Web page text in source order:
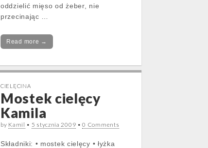
oddzielić mięso od żeber, nie
przecinając …
Read more →
CIELĘCINA
Mostek cielęcy
Kamila
by Kamil • 5 stycznia 2009 •0 Comments
Składniki: • mostek cielęcy • łyżka